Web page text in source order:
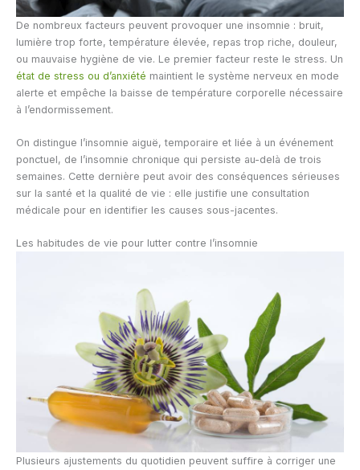
De nombreux facteurs peuvent provoquer une insomnie : bruit,
lumière trop forte, température élevée, repas trop riche, douleur,
ou mauvaise hygiène de vie. Le premier facteur reste le stress. Un
état de stress ou d’anxiété maintient le système nerveux en mode
alerte et empêche la baisse de température corporelle nécessaire
à l’endormissement.
On distingue l’insomnie aiguë, temporaire et liée à un événement
ponctuel, de l’insomnie chronique qui persiste au-delà de trois
semaines. Cette dernière peut avoir des conséquences sérieuses
sur la santé et la qualité de vie : elle justifie une consultation
médicale pour en identifier les causes sous-jacentes.
Les habitudes de vie pour lutter contre l’insomnie
Plusieurs ajustements du quotidien peuvent suffire à corriger une